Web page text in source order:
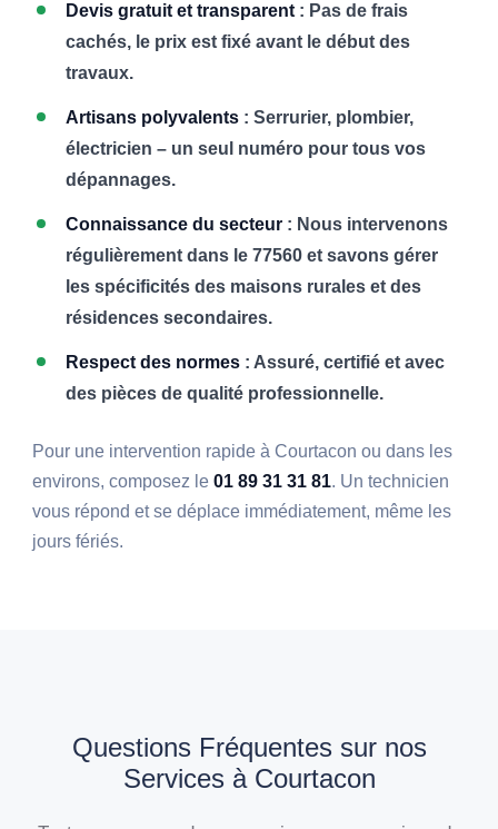
Devis gratuit et transparent: Pas de frais
cachés, le prix est fixé avant le début des
travaux.
Artisans polyvalents : Serrurier, plombier,
électricien – un seul numéro pour tous vos
dépannages.
Connaissance du secteur : Nous intervenons
régulièrement dans le 77560 et savons gérer
les spécificités des maisons rurales et des
résidences secondaires.
Respect des normes : Assuré, certifié et avec
des pièces de qualité professionnelle.
Pour une intervention rapide à Courtacon ou dans les
environs, composez le01 89 31 31 81. Un technicien
vous répond et se déplace immédiatement, même les
jours fériés.
Questions Fréquentes sur nos
Services à Courtacon